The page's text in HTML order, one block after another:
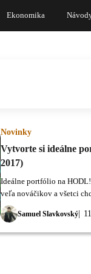
Ekonomika
Novinky
Vytvorte si ideálne
2017)
Samuel Slavkovský
Ideálne portfólio na
veľa nováčikov a všetci